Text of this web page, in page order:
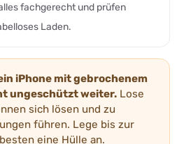
fachgerecht und prüfen
Laden.
iPhone mit gebrochenem
ungeschützt weiter. Lose
sich lösen und zu
führen. Lege bis zur
eine Hülle an.